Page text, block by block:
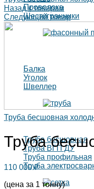
Проволока
Шестигранники
Балка
Уголок
Швеллер
Труба бесшовная
Труба ВГП ДУ
Труба профильная
Труба
Назад к товарам
Следующий товар
Труба бесшовная
Труба
110 000₽
(цена за 1 тонну)